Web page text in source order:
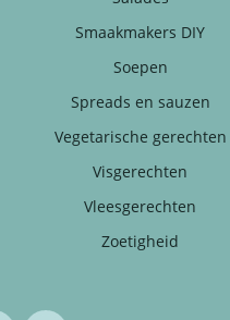
Smaakmakers DIY
Soepen
Spreads en sauzen
Vegetarische gerechten
Visgerechten
Vleesgerechten
Zoetigheid